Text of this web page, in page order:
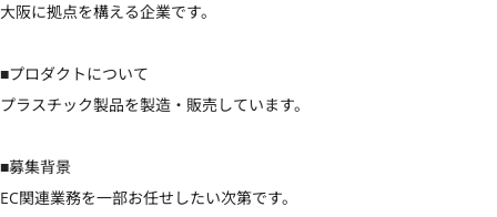
大阪に拠点を構える企業です。
■プロダクトについて
プラスチック製品を製造・販売しています。
■募集背景
EC関連業務を一部お任せしたい次第です。